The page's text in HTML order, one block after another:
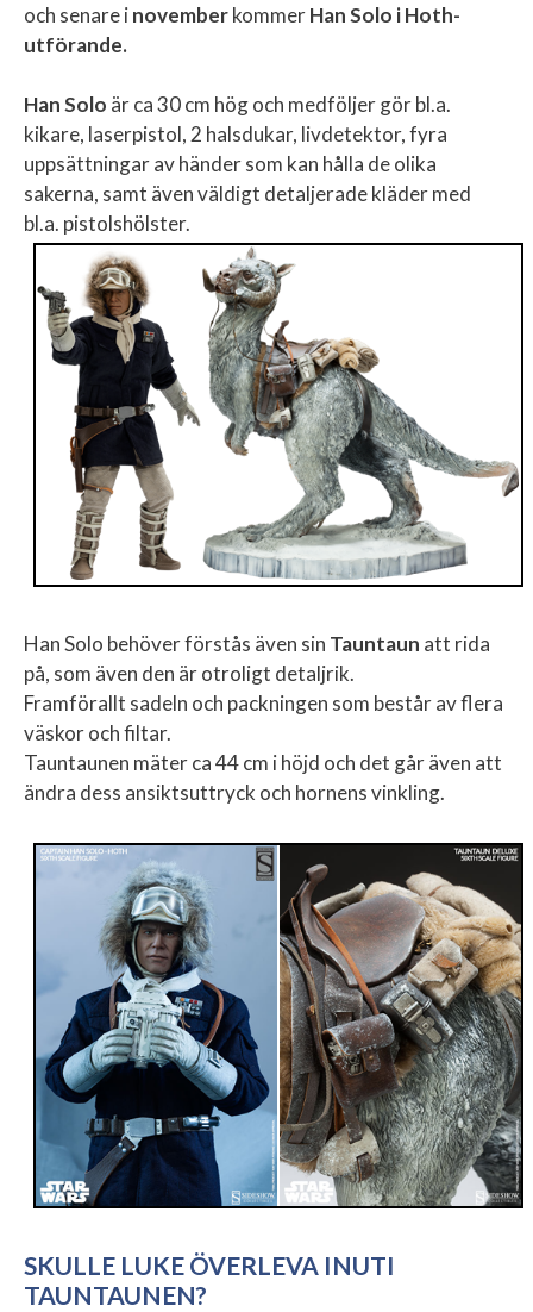
och senare inovemberkommerHan Solo i Hoth-
utförande.
Han Solo är ca 30 cm hög och medföljer gör bl.a.
kikare, laserpistol, 2 halsdukar, livdetektor, fyra
uppsättningar av händer som kan hålla de olika
sakerna, samt även väldigt detaljerade kläder med
bl.a. pistolshölster.
Han Solo behöver förstås även sin Tauntaun att rida
på, som även den är otroligt detaljrik.
Framförallt sadeln och packningen som består av flera
väskor och filtar.
Tauntaunen mäter ca 44 cm i höjd och det går även att
ändra dess ansiktsuttryck och hornens vinkling.
SKULLE LUKE ÖVERLEVA INUTI
TAUNTAUNEN?